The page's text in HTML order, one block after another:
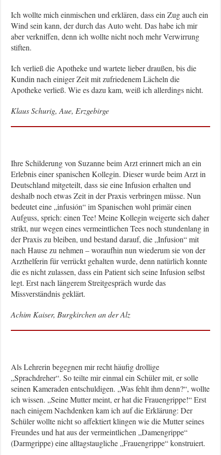
Ich wollte mich einmischen und erklären, dass ein Zug auch ein
Wind sein kann, der durch das Auto weht. Das habe ich mir
aber verkniffen, denn ich wollte nicht noch mehr Verwirrung
stiften.
Ich verließ die Apotheke und wartete lieber draußen, bis die
Kundin nach einiger Zeit mit zufriedenem Lächeln die
Apotheke verließ. Wie es dazu kam, weiß ich allerdings nicht.
Klaus Schurig, Aue, Erzgebirge
Ihre Schilderung von Suzanne beim Arzt erinnert mich an ein
Erlebnis einer spanischen Kollegin. Dieser wurde beim Arzt in
Deutschland mitgeteilt, dass sie eine Infusion erhalten und
deshalb noch etwas Zeit in der Praxis verbringen müsse. Nun
bedeutet eine „infusión“ im Spanischen wohl primär einen
Aufguss, sprich: einen Tee! Meine Kollegin weigerte sich daher
strikt, nur wegen eines vermeintlichen Tees noch stundenlang in
der Praxis zu bleiben, und bestand darauf, die „Infusion“ mit
nach Hause zu nehmen – woraufhin nun wiederum sie von der
Arzthelferin für verrückt gehalten wurde, denn natürlich konnte
die es nicht zulassen, dass ein Patient sich seine Infusion selbst
legt. Erst nach längerem Streitgespräch wurde das
Missverständnis geklärt.
Achim Kaiser, Burgkirchen an der Alz
Als Lehrerin begegnen mir recht häufig drollige
„Sprachdreher“. So teilte mir einmal ein Schüler mit, er solle
seinen Kameraden entschuldigen. „Was fehlt ihm denn?“, wollte
ich wissen. „Seine Mutter meint, er hat die Frauengrippe!“ Erst
nach einigem Nachdenken kam ich auf die Erklärung: Der
Schüler wollte nicht so affektiert klingen wie die Mutter seines
Freundes und hat aus der vermeintlichen „Damengrippe“
(Darmgrippe) eine alltagstaugliche „Frauengrippe“ konstruiert.